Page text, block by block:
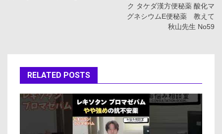
ー
シ
ョ
ク タケダ漢方便秘薬 酸化マ
グネシウムE便秘薬 教えて
秋山先生 No59
RELATED POSTS